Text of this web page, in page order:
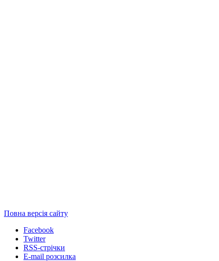
Повна версія сайту
Facebook
Twitter
RSS-стрічки
E-mail розсилка